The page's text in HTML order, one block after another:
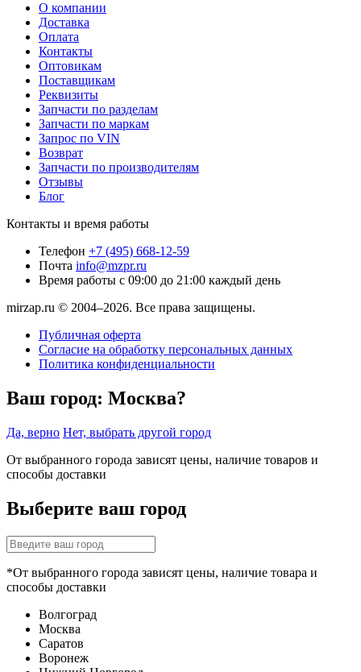
О компании
Доставка
Оплата
Контакты
Оптовикам
Поставщикам
Реквизиты
Запчасти по разделам
Запчасти по маркам
Запрос по VIN
Возврат
Запчасти по производителям
Отзывы
Блог
Контакты и время работы
Телефон +7 (495) 668-12-59
Почта info@mzpr.ru
Время работы с 09:00 до 21:00 каждый день
mirzap.ru © 2004–2026. Все права защищены.
Публичная оферта
Согласие на обработку персональных данных
Политика конфиденциальности
Ваш город: Москва?
Да, верно Нет, выбрать другой город
От выбранного города зависят цены, наличие товаров и
способы доставки
Выберите ваш город
*От выбранного города зависят цены, наличие товара и
способы доставки
Волгоград
Москва
Саратов
Воронеж